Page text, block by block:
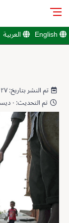
English العربية
تم النشر بتاريخ: ٢٧ نوفمبر ٢٠٢٣ 16:13:44
تم التحديث: ٠ ديسمبر ٠٠٠٠ 00:00:00